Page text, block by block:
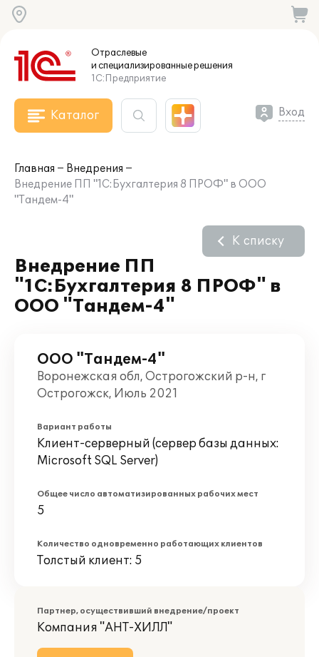
Отраслевые
и специализированныерешения
1С:Предприятие
Каталог Вход
Главная
Внедрения
Внедрение ПП "1С:Бухгалтерия 8 ПРОФ" в ООО
"Тандем-4"
Внедрение ПП
"1С:Бухгалтерия 8 ПРОФ" в
ООО "Тандем-4"
К списку
ООО "Тандем-4"
Воронежская обл, Острогожский р-н, г
Острогожск, Июль 2021
Вариант работы
Клиент-серверный (сервер базы данных:
Microsoft SQL Server)
Общее число автоматизированных рабочих мест
5
Количество одновременно работающих клиентов
Толстый клиент: 5
Партнер, осуществивший внедрение/проект
Компания "АНТ-ХИЛЛ"